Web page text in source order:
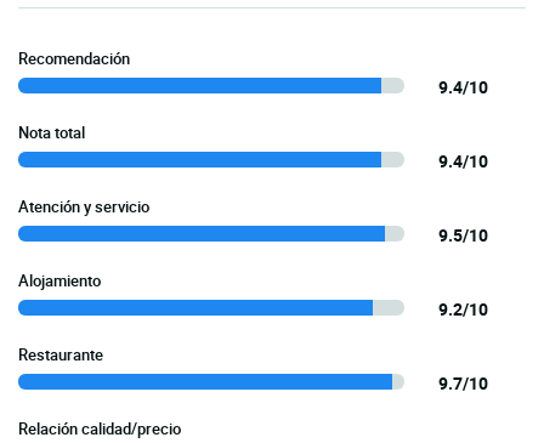
Recomendación
9.4/10
Nota total
9.4/10
Atención y servicio
9.5/10
Alojamiento
9.2/10
Restaurante
9.7/10
Relación calidad/precio